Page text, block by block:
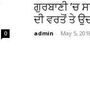
0
ਗੁਰਬਾਣੀ ’ਚ
ਦੀ ਵਰਤੋਂ ਤੇ
admin - May 5,